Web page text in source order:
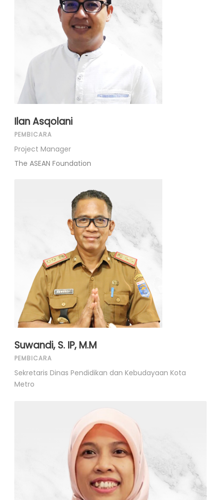
Ilan Asqolani
PEMBICARA
Project Manager
The ASEAN Foundation
Suwandi, S. IP, M.M
PEMBICARA
Sekretaris Dinas Pendidikan dan Kebudayaan Kota
Metro